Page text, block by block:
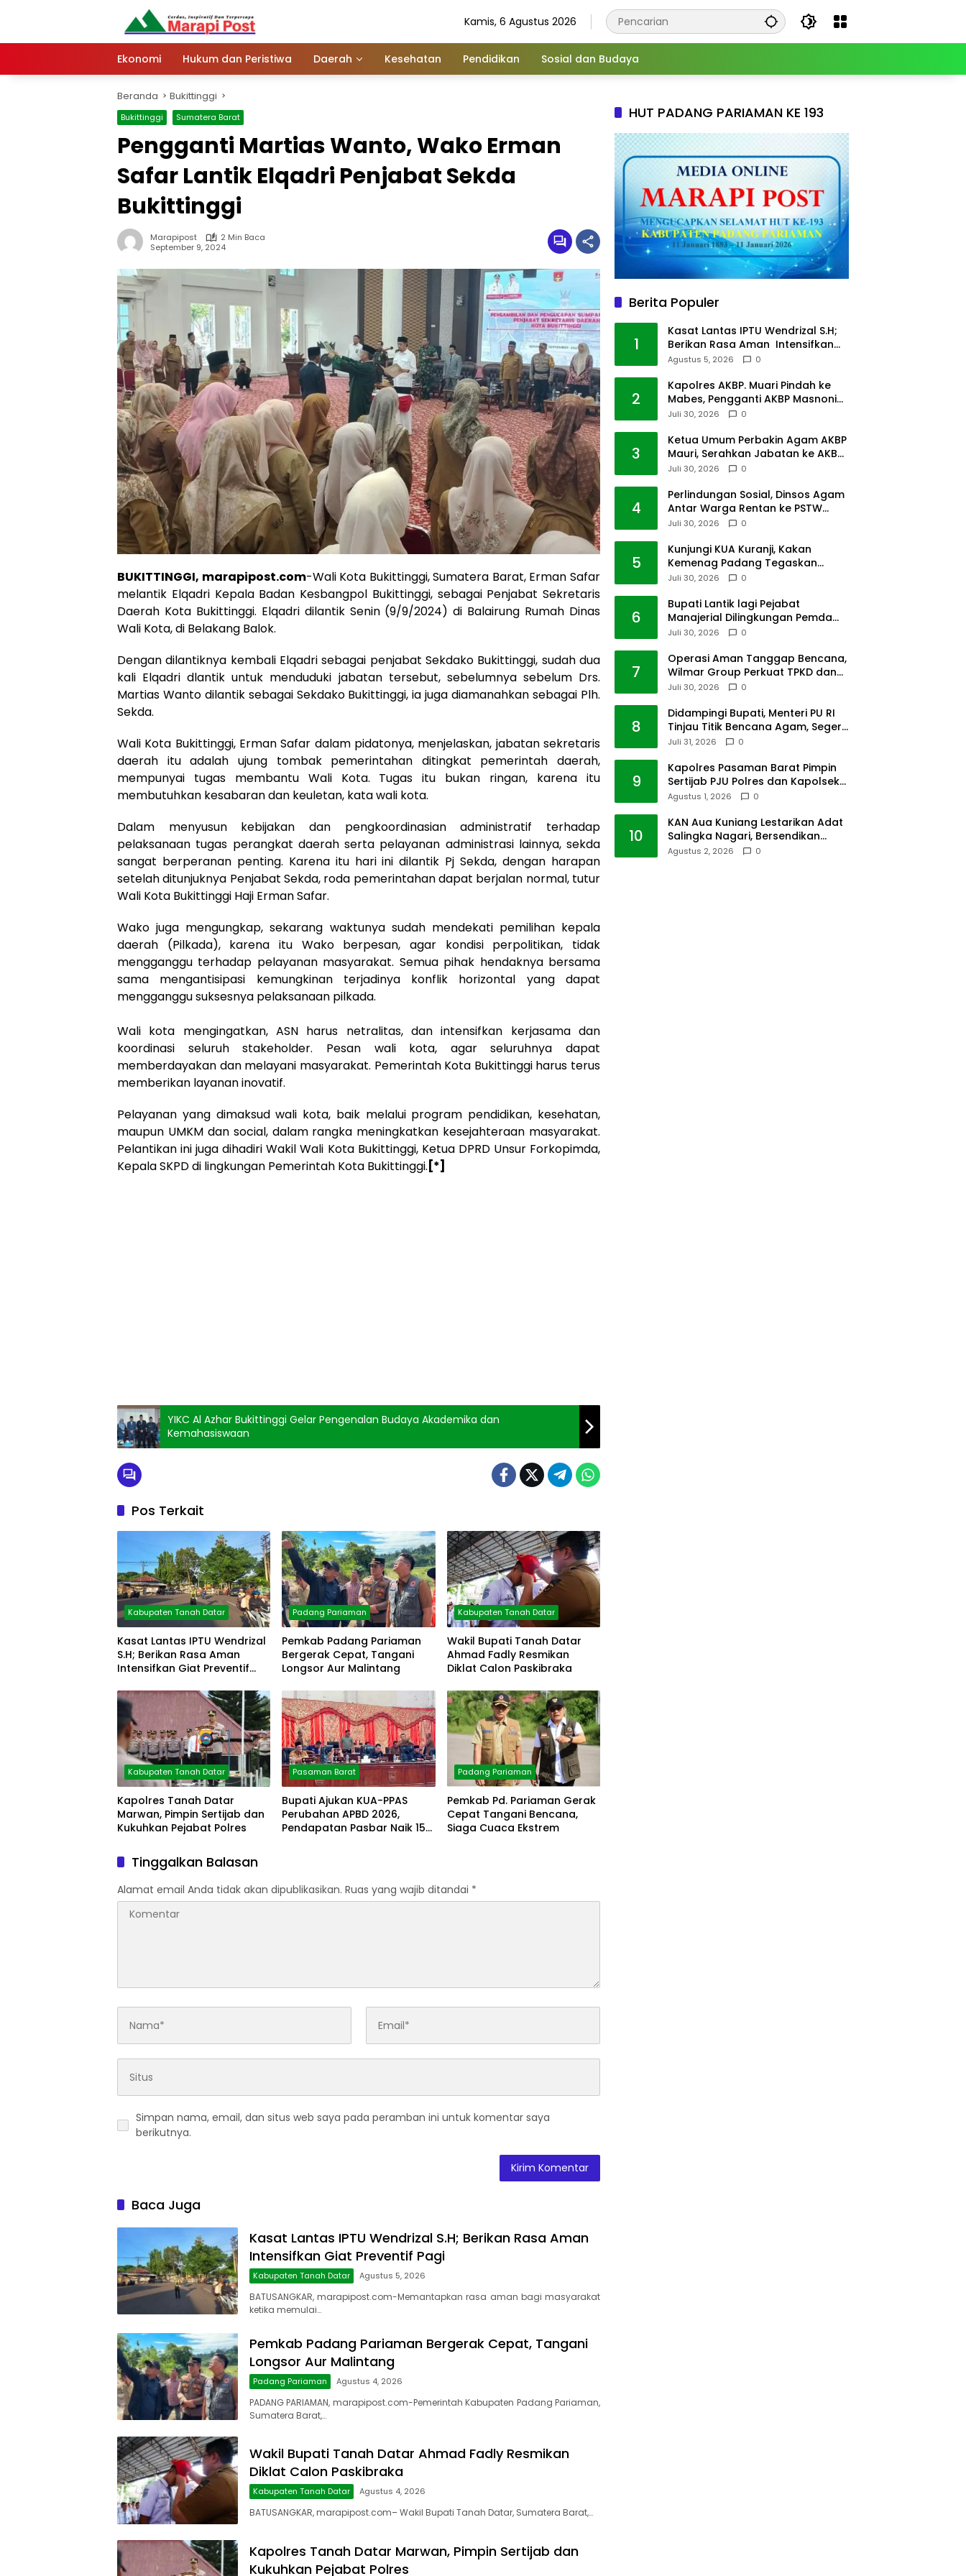
Kamis, 6 Agustus 2026
Ekonomi Hukum dan Peristiwa Daerah Kesehatan Pendidikan Sosial dan Budaya
Beranda Bukittinggi
Bukittinggi Sumatera Barat
Pengganti Martias Wanto, Wako Erman
Safar Lantik Elqadri Penjabat Sekda
Bukittinggi
Marapipost
2 Min Baca
September 9, 2024
BUKITTINGGI, marapipost.com-Wali Kota Bukittinggi, Sumatera Barat, Erman Safar
melantik Elqadri Kepala Badan Kesbangpol Bukittinggi, sebagai Penjabat Sekretaris
Daerah Kota Bukittinggi. Elqadri dilantik Senin (9/9/2024) di Balairung Rumah Dinas
Wali Kota, di Belakang Balok.
Dengan dilantiknya kembali Elqadri sebagai penjabat Sekdako Bukittinggi, sudah dua
kali Elqadri dlantik untuk menduduki jabatan tersebut, sebelumnya sebelum Drs.
Martias Wanto dilantik sebagai Sekdako Bukittinggi, ia juga diamanahkan sebagai Plh.
Sekda.
Wali Kota Bukittinggi, Erman Safar dalam pidatonya, menjelaskan, jabatan sekretaris
daerah itu adalah ujung tombak pemerintahan ditingkat pemerintah daerah,
mempunyai tugas membantu Wali Kota. Tugas itu bukan ringan, karena itu
membutuhkan kesabaran dan keuletan, kata wali kota.
Dalam menyusun kebijakan dan pengkoordinasian administratif terhadap
pelaksanaan tugas perangkat daerah serta pelayanan administrasi lainnya, sekda
sangat berperanan penting. Karena itu hari ini dilantik Pj Sekda, dengan harapan
setelah ditunjuknya Penjabat Sekda, roda pemerintahan dapat berjalan normal, tutur
Wali Kota Bukittinggi Haji Erman Safar.
Wako juga mengungkap, sekarang waktunya sudah mendekati pemilihan kepala
daerah (Pilkada), karena itu Wako berpesan, agar kondisi perpolitikan, tidak
mengganggu terhadap pelayanan masyarakat. Semua pihak hendaknya bersama
sama mengantisipasi kemungkinan terjadinya konflik horizontal yang dapat
mengganggu suksesnya pelaksanaan pilkada.
Wali kota mengingatkan, ASN harus netralitas, dan intensifkan kerjasama dan
koordinasi seluruh stakeholder. Pesan wali kota, agar seluruhnya dapat
memberdayakan dan melayani masyarakat. Pemerintah Kota Bukittinggi harus terus
memberikan layanan inovatif.
Pelayanan yang dimaksud wali kota, baik melalui program pendidikan, kesehatan,
maupun UMKM dan social, dalam rangka meningkatkan kesejahteraan masyarakat.
Pelantikan ini juga dihadiri Wakil Wali Kota Bukittinggi, Ketua DPRD Unsur Forkopimda,
Kepala SKPD di lingkungan Pemerintah Kota Bukittinggi. [*]
YIKC Al Azhar Bukittinggi Gelar Pengenalan Budaya Akademika dan
Kemahasiswaan
Pos Terkait
Kabupaten Tanah Datar
Kasat Lantas IPTU Wendrizal
S.H; Berikan Rasa Aman
Intensifkan Giat Preventif
Padang Pariaman
Pemkab Padang Pariaman
Bergerak Cepat, Tangani
Longsor Aur Malintang
Kabupaten Tanah Datar
Wakil Bupati Tanah Datar
Ahmad Fadly Resmikan
Diklat Calon Paskibraka
Kabupaten Tanah Datar
Kapolres Tanah Datar
Marwan, Pimpin Sertijab dan
Kukuhkan Pejabat Polres
Pasaman Barat
Bupati Ajukan KUA-PPAS
Perubahan APBD 2026,
Pendapatan Pasbar Naik 15
Padang Pariaman
Pemkab Pd. Pariaman Gerak
Cepat Tangani Bencana,
Siaga Cuaca Ekstrem
Tinggalkan Balasan
Alamat email Anda tidak akan dipublikasikan. Ruas yang wajib ditandai *
Simpan nama, email, dan situs web saya pada peramban ini untuk komentar saya
berikutnya.
Baca Juga
Kasat Lantas IPTU Wendrizal S.H; Berikan Rasa Aman
Intensifkan Giat Preventif Pagi
Kabupaten Tanah Datar Agustus 5, 2026
BATUSANGKAR, marapipost.com-Memantapkan rasa aman bagi masyarakat
ketika memulai…
Pemkab Padang Pariaman Bergerak Cepat, Tangani
Longsor Aur Malintang
Padang Pariaman Agustus 4, 2026
PADANG PARIAMAN, marapipost.com-Pemerintah Kabupaten Padang Pariaman,
Sumatera Barat,…
Wakil Bupati Tanah Datar Ahmad Fadly Resmikan
Diklat Calon Paskibraka
Kabupaten Tanah Datar Agustus 4, 2026
BATUSANGKAR, marapipost.com– Wakil Bupati Tanah Datar, Sumatera Barat,…
Kapolres Tanah Datar Marwan, Pimpin Sertijab dan
Kukuhkan Pejabat Polres
HUT PADANG PARIAMAN KE 193
Berita Populer
1
Kasat Lantas IPTU Wendrizal S.H;
Berikan Rasa Aman Intensifkan
Giat Preventif Pagi
Agustus 5, 2026 0
2
Kapolres AKBP. Muari Pindah ke
Mabes, Pengganti AKBP Masnoni
dari Mabes
Juli 30, 2026 0
3
Ketua Umum Perbakin Agam AKBP
Mauri, Serahkan Jabatan ke AKBP
Masnoni
Juli 30, 2026 0
4
Perlindungan Sosial, Dinsos Agam
Antar Warga Rentan ke PSTW
Batusangkar
Juli 30, 2026 0
5
Kunjungi KUA Kuranji, Kakan
Kemenag Padang Tegaskan
Terapkan Disiplin Kerja
Juli 30, 2026 0
6
Bupati Lantik lagi Pejabat
Manajerial Dilingkungan Pemda
Tanah Datar
Juli 30, 2026 0
7
Operasi Aman Tanggap Bencana,
Wilmar Group Perkuat TPKD dan
Masyarakat
Juli 30, 2026 0
8
Didampingi Bupati, Menteri PU RI
Tinjau Titik Bencana Agam, Segera
Dipulihkan
Juli 31, 2026 0
9
Kapolres Pasaman Barat Pimpin
Sertijab PJU Polres dan Kapolsek
Sungai Beremas
Agustus 1, 2026 0
10
KAN Aua Kuniang Lestarikan Adat
Salingka Nagari, Bersendikan
Kitabullah
Agustus 2, 2026 0